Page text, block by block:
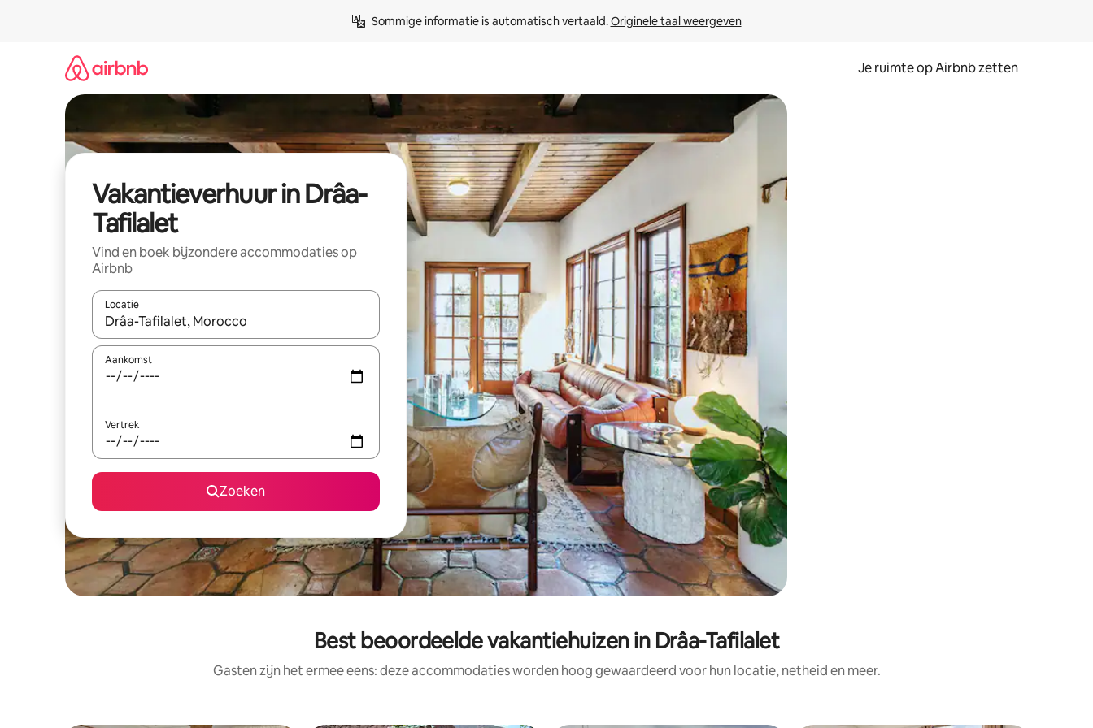
Sommige informatie is automatisch vertaald. Originele taal weergeven
Je ruimte op Airbnb zetten
Vakantieverhuur in Drâa-
Tafilalet
Vind en boek bijzondere accommodaties op
Airbnb
Locatie
Wanneer er suggesties beschikbaar zijn, maak je een keuze met je de pijltjestoetsen omhoog en omlaag, óf door te tikken of swipen.
Aankomst
Vertrek
Zoeken
Best beoordeelde vakantiehuizen in Drâa-Tafilalet
Gasten zijn het ermee eens: deze accommodaties worden hoog gewaardeerd voor hun locatie, netheid en meer.